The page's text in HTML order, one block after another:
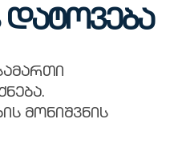
დატოვება
მონიშვნის